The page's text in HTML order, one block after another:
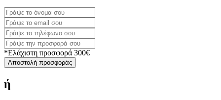
*Ελάχιστη προσφορά 300€
Αποστολή προσφοράς
ή